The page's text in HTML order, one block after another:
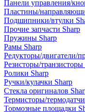
Панели управления/
Пластины/
Подшипники/втулки
Прочие запчасти Sharp
Пружины Sharp
Рамы Sharp
Редукторы/двигатели/
Резисторы/транзисторы
Ролики Sharp
Ручки/кулачки Sharp
Стекла оригиналов
Термисторы/
Тормозные площадки